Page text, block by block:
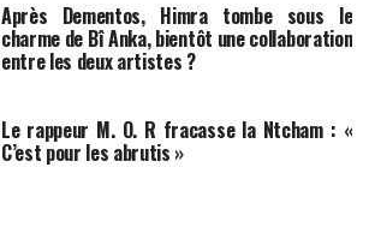
Après Dementos, Himra tombe sous le
charme de Bî Anka, bientôt une collaboration
entre les deux artistes ?
Le rappeur M. O. R fracasse la Ntcham : «
C’est pour les abrutis »